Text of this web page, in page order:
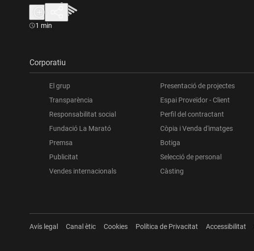
Durada:
1 min
Corporatiu
El grup
Transparència
Responsabilitat social
Fundació La Marató
Premsa
Publicitat
Vendes internacionals
Presentació de projectes
Espai Proveïdor - Client
Perfil del contractant
Còpia i Venda d'imatges
Botiga
Selecció de personal
Càsting
Avís legal Canal ètic Cookies Política de Privacitat Accessibilitat